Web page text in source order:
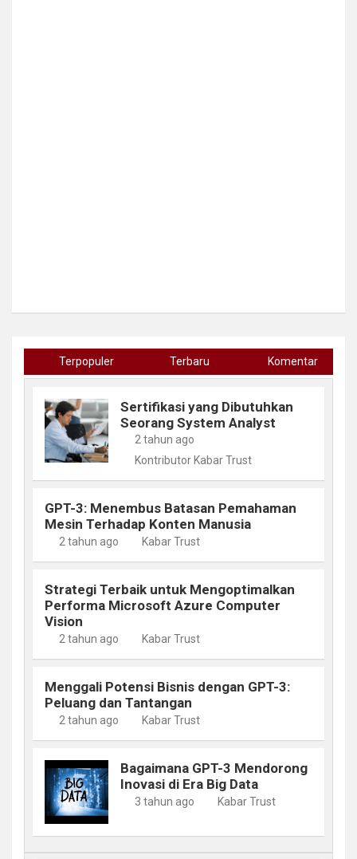
Terpopuler Terbaru Komentar
Sertifikasi yang Dibutuhkan
Seorang System Analyst
2 tahun ago
Kontributor Kabar Trust
GPT-3: Menembus Batasan Pemahaman
Mesin Terhadap Konten Manusia
2 tahun ago Kabar Trust
Strategi Terbaik untuk Mengoptimalkan
Performa Microsoft Azure Computer
Vision
2 tahun ago Kabar Trust
Menggali Potensi Bisnis dengan GPT-3:
Peluang dan Tantangan
2 tahun ago Kabar Trust
Bagaimana GPT-3 Mendorong
Inovasi di Era Big Data
3 tahun ago Kabar Trust